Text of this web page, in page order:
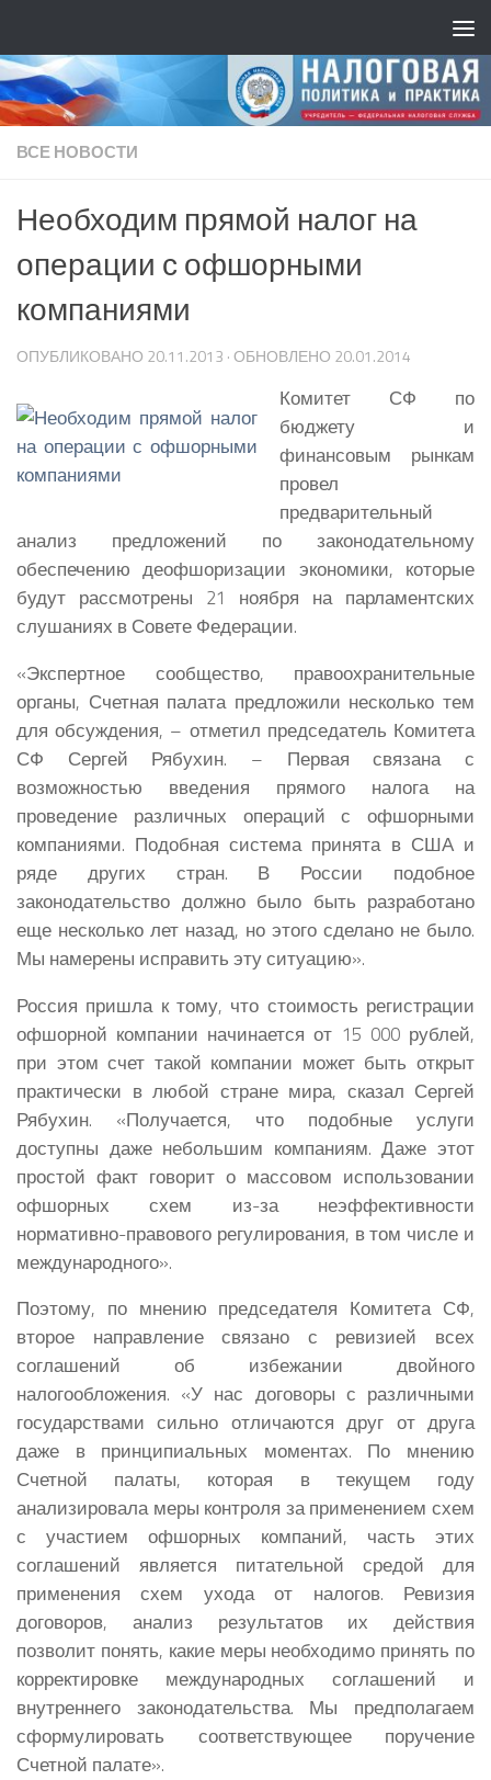
ВСЕ НОВОСТИ
Необходим прямой налог на
операции с офшорными
компаниями
ОПУБЛИКОВАНО 20.11.2013 · ОБНОВЛЕНО 20.01.2014
Комитет СФ по
бюджету и
финансовым рынкам
провел
предварительный
анализ предложений по законодательному
обеспечению деофшоризации экономики, которые
будут рассмотрены 21 ноября на парламентских
слушаниях в Совете Федерации.
«Экспертное сообщество, правоохранительные
органы, Счетная палата предложили несколько тем
для обсуждения, – отметил председатель Комитета
СФ Сергей Рябухин. – Первая связана с
возможностью введения прямого налога на
проведение различных операций с офшорными
компаниями. Подобная система принята в США и
ряде других стран. В России подобное
законодательство должно было быть разработано
еще несколько лет назад, но этого сделано не было.
Мы намерены исправить эту ситуацию».
Россия пришла к тому, что стоимость регистрации
офшорной компании начинается от 15 000 рублей,
при этом счет такой компании может быть открыт
практически в любой стране мира, сказал Сергей
Рябухин. «Получается, что подобные услуги
доступны даже небольшим компаниям. Даже этот
простой факт говорит о массовом использовании
офшорных схем из-за неэффективности
нормативно-правового регулирования, в том числе и
международного».
Поэтому, по мнению председателя Комитета СФ,
второе направление связано с ревизией всех
соглашений об избежании двойного
налогообложения. «У нас договоры с различными
государствами сильно отличаются друг от друга
даже в принципиальных моментах. По мнению
Счетной палаты, которая в текущем году
анализировала меры контроля за применением схем
с участием офшорных компаний, часть этих
соглашений является питательной средой для
применения схем ухода от налогов. Ревизия
договоров, анализ результатов их действия
позволит понять, какие меры необходимо принять по
корректировке международных соглашений и
внутреннего законодательства. Мы предполагаем
сформулировать соответствующее поручение
Счетной палате».